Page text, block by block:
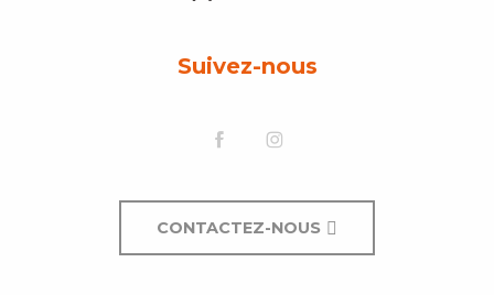
Suivez-nous
CONTACTEZ-NOUS